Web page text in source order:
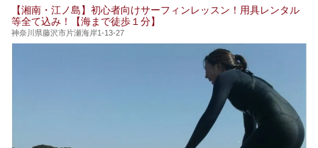
今回は日帰り温泉としての「絶景日帰り温泉 龍宮殿本館
（以下、龍宮殿本館）」と、旅館としての「箱根 芦ノ湖畔
蛸川温泉 龍宮殿（以下、龍宮殿）」の両方の魅力をたっぷ
りお伝えします！
ここは箱根神社、九頭龍神社、白龍神社、箱根元宮と箱根の
4つの神社に囲まれたパワースポットです。
提供元：株式会社西武・プリンスホテルズワールドワイド
この記事は箱根 芦ノ湖畔蛸川温泉 龍宮殿のPR記事です。
【湘南・江ノ島】初心者向けサーフィンレッスン！用具レンタル
等全て込み！【海まで徒歩１分】
神奈川県藤沢市片瀬海岸1-13-27